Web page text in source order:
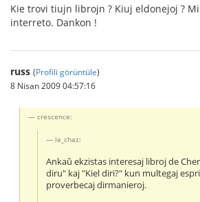
Kie trovi tiujn librojn ? Kiuj eldonejoj ?
interreto. Dankon !
russ (Profili görüntüle)
8 Nisan 2009 04:57:16
crescence:
le_chaz:
Ankaŭ ekzistas interesaj libroj de
diru" kaj "Kiel diri?" kun multegaj
proverbecaj dirmanieroj.